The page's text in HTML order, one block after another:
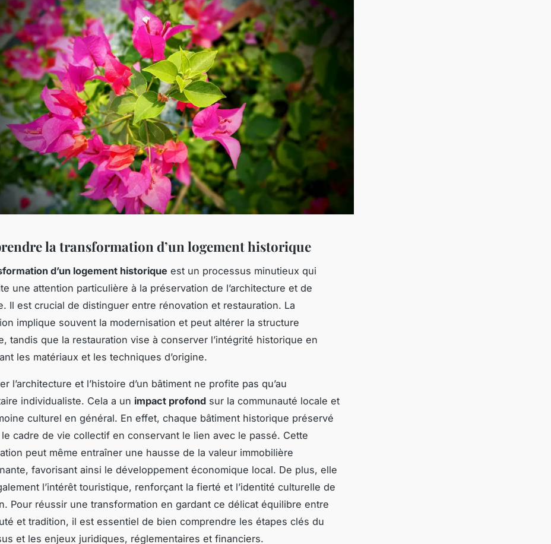
la transformation d’un logement historique
d’un logement historique est un processus minutieux qui
une attention particulière à la préservation de l’architecture et de
Il est crucial de distinguer entre rénovation et restauration. La
implique souvent la modernisation et peut altérer la structure
tandis que la restauration vise à conserver l’intégrité historique en
les matériaux et les techniques d’origine.
l’architecture et l’histoire d’un bâtiment ne profite pas qu’au
individualiste. Cela a un impact profond sur la communauté locale et
culturel en général. En effet, chaque bâtiment historique préservé
cadre de vie collectif en conservant le lien avec le passé. Cette
peut même entraîner une hausse de la valeur immobilière
favorisant ainsi le développement économique local. De plus, elle
l’intérêt touristique, renforçant la fierté et l’identité culturelle de
Pour réussir une transformation en gardant ce délicat équilibre entre
et tradition, il est essentiel de bien comprendre les étapes clés du
et les enjeux juridiques, réglementaires et financiers.